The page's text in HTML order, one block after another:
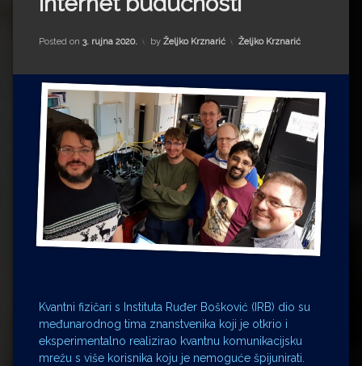
Impressum
Milenko Strižak
Drugi autori
Drugi autori
Matea Andrić
Ljiljana Lekanić-Kljaić
Željko Krznarić
Mario Lovreković
Miroslav Šantek
Posted on 3. rujna 2020. by Željko Krznarić Kategorije:
Željko Krznarić
Kvantni fizičari s Instituta Ruđer Bošković (IRB) dio su
međunarodnog tima znanstvenika koji je otkrio i
eksperimentalno realizirao kvantnu komunikacijsku
mrežu s više korisnika koju je nemoguće špijunirati.